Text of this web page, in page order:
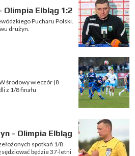
Elbląg 1:2
Pucharu Polski.
drużyn.
środowy wieczór (8
z 1/8 finału
- Olimpia Elbląg
spotkań 1/8
będzie 37-letni